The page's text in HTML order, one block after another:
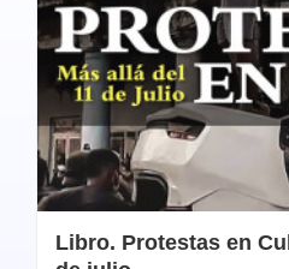
Libro. Protestas en